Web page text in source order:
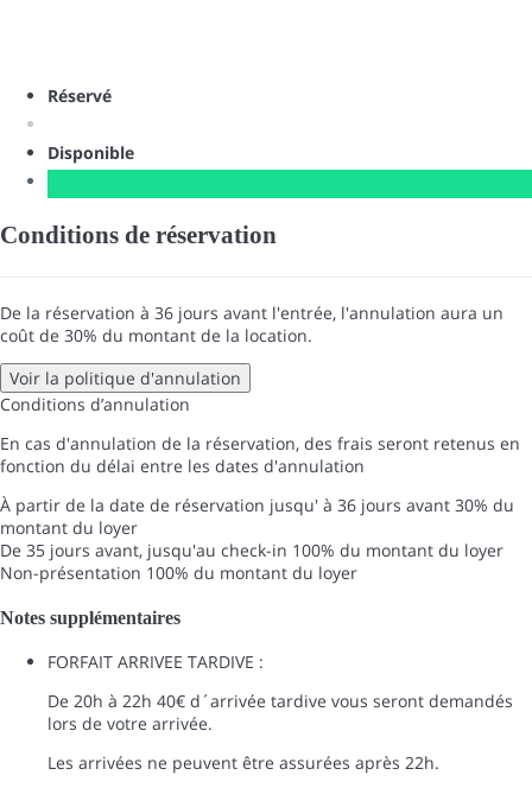
Réservé
Disponible
Conditions de réservation
De la réservation à 36 jours avant l'entrée, l'annulation aura un
coût de 30% du montant de la location.
Voir la politique d'annulation
Conditions d’annulation
En cas d'annulation de la réservation, des frais seront retenus en
fonction du délai entre les dates d'annulation
À partir de la date de réservation jusqu' à 36 jours avant 30% du
montant du loyer
De 35 jours avant, jusqu'au check-in 100% du montant du loyer
Non-présentation 100% du montant du loyer
Notes supplémentaires
FORFAIT ARRIVEE TARDIVE :
De 20h à 22h 40€ d´arrivée tardive vous seront demandés
lors de votre arrivée.
Les arrivées ne peuvent être assurées après 22h.